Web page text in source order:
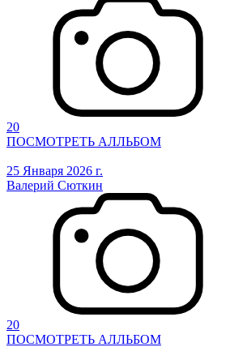
20
ПОСМОТРЕТЬ АЛЛЬБОМ
25 Января 2026 г.
Валерий Сюткин
20
ПОСМОТРЕТЬ АЛЛЬБОМ